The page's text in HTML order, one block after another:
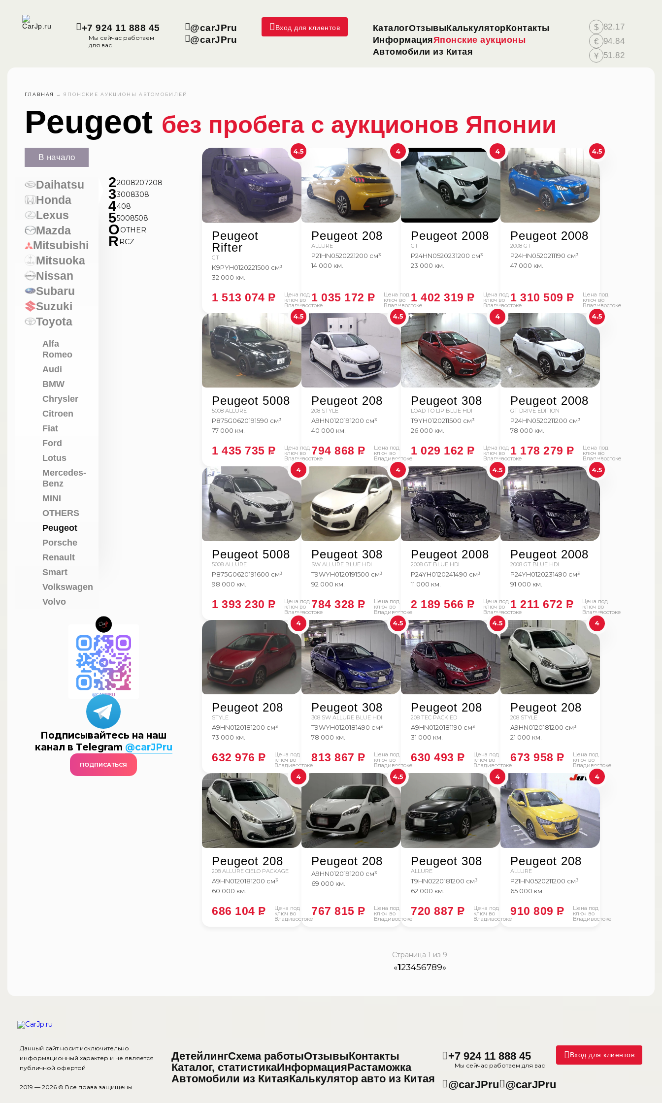
+7 924 11 888 45
Мы сейчас работаем
для вас
@carJPru
@carJPru
Вход для клиентов КаталогОтзывыКалькуляторКонтакты
ИнформацияЯпонские аукционы
Автомобили из Китая
$ 82.17
€ 94.84
¥ 51.82
ГЛАВНАЯ → ЯПОНСКИЕ АУКЦИОНЫ АВТОМОБИЛЕЙ
Peugeot без пробега с аукционов Японии
В начало
Daihatsu
Honda
Lexus
Mazda
Mitsubishi
Mitsuoka
Nissan
Subaru
Suzuki
Toyota
Alfa
Romeo
Audi
BMW
Chrysler
Citroen
Fiat
Ford
Lotus
Mercedes-
Benz
MINI
OTHERS
Peugeot
Porsche
Renault
Smart
Volkswagen
Volvo
22008207208
33008308
4408
55008508
OOTHER
R RCZ
Подписывайтесь на наш
канал в Telegram @carJPru
ПОДПИСАТЬСЯ
4.5
Peugeot
Rifter
GT
K9PYH0120221500 см³
32 000 км.
Цена под
ключ во
Владивостоке
1 513 074 P
4
Peugeot 208
ALLURE
P21HN0520221200 см³
14 000 км.
Цена под
ключ во
Владивостоке
1 035 172 P
4
Peugeot 2008
GT
P24HN0520231200 см³
23 000 км.
Цена под
ключ во
Владивостоке
1 402 319 P
4.5
Peugeot 2008
2008 GT
P24HN0520211190 см³
47 000 км.
Цена под
ключ во
Владивостоке
1 310 509 P
4.5
Peugeot 5008
5008 ALLURE
P875G0620191590 см³
77 000 км.
Цена под
ключ во
Владивостоке
1 435 735 P
4.5
Peugeot 208
208 STYLE
A9HN0120191200 см³
40 000 км.
Цена под
ключ во
Владивостоке
794 868 P
4
Peugeot 308
LOAD TO LIP BLUE HDI
T9YH0120211500 см³
26 000 км.
Цена под
ключ во
Владивостоке
1 029 162 P
4.5
Peugeot 2008
GT DRIVE EDITION
P24HN0520211200 см³
78 000 км.
Цена под
ключ во
Владивостоке
1 178 279 P
4
Peugeot 5008
5008 ALLURE
P875G0620191600 см³
98 000 км.
Цена под
ключ во
Владивостоке
1 393 230 P
4
Peugeot 308
SW ALLURE BLUE HDI
T9WYH0120191500 см³
92 000 км.
Цена под
ключ во
Владивостоке
784 328 P
4.5
Peugeot 2008
2008 GT BLUE HDI
P24YH0120241490 см³
11 000 км.
Цена под
ключ во
Владивостоке
2 189 566 P
4.5
Peugeot 2008
2008 GT BLUE HDI
P24YH0120231490 см³
91 000 км.
Цена под
ключ во
Владивостоке
1 211 672 P
4
Peugeot 208
STYLE
A9HN0120181200 см³
73 000 км.
Цена под
ключ во
Владивостоке
632 976 P
4.5
Peugeot 308
308 SW ALLURE BLUE HDI
T9WYH0120181490 см³
78 000 км.
Цена под
ключ во
Владивостоке
813 867 P
4.5
Peugeot 208
208 TEC PACK ED
A9HN0120181190 см³
31 000 км.
Цена под
ключ во
Владивостоке
630 493 P
4
Peugeot 208
208 STYLE
A9HN0120181200 см³
21 000 км.
Цена под
ключ во
Владивостоке
673 958 P
4
Peugeot 208
208 ALLURE CIELO PACKAGE
A9HN0120181200 см³
60 000 км.
Цена под
ключ во
Владивостоке
686 104 P
4.5
Peugeot 208
A9HN0120191200 см³
69 000 км.
Цена под
ключ во
Владивостоке
767 815 P
4
Peugeot 308
ALLURE
T9HN0220181200 см³
62 000 км.
Цена под
ключ во
Владивостоке
720 887 P
4
Peugeot 208
ALLURE
P21HN0520211200 см³
65 000 км.
Цена под
ключ во
Владивостоке
910 809 P
Страница 1 из 9
«123456789»
Данный сайт носит исключительно
информационный характер и не является
публичной офертой
2019 — 2026 © Все права защищены
ДетейлингСхема работыОтзывыКонтакты
Каталог, статистикаИнформацияРастаможка
Автомобили из КитаяКалькулятор авто из Китая
+7 924 11 888 45
Мы сейчас работаем для вас
@carJPru @carJPru
Вход для клиентов